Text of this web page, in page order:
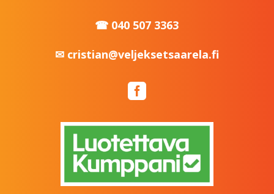
040 507 3363
cristian@veljeksetsaarela.fi
